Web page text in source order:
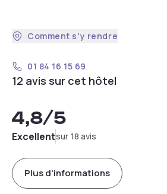
Comment s'y rendre
01 84 16 15 69
12 avis sur cet hôtel
4,8/5
Excellentsur 18 avis
Plus d'informations